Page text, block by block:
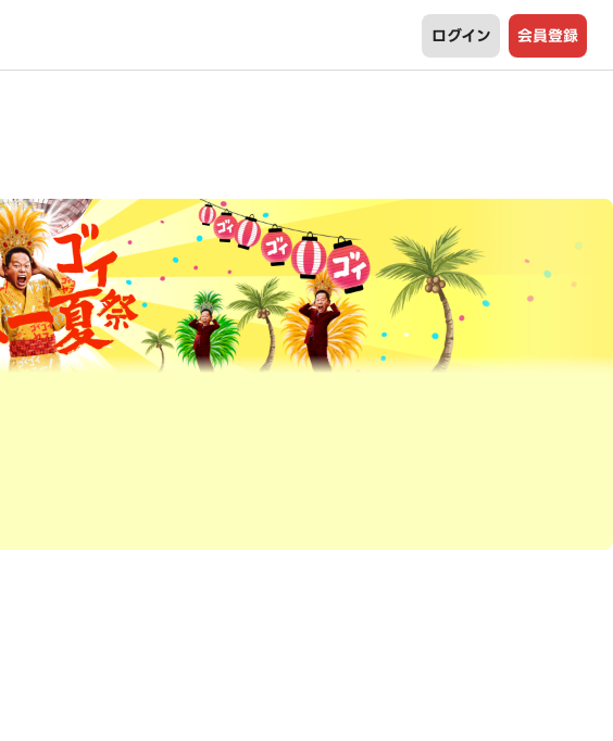
ログイン 会員登録